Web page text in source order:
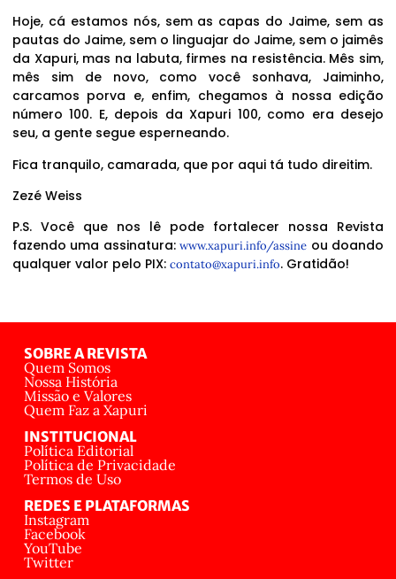
Hoje, cá estamos nós, sem as capas do Jaime, sem as
pautas do Jaime, sem o linguajar do Jaime, sem o jaimês
da Xapuri, mas na labuta, firmes na resistência. Mês sim,
mês sim de novo, como você sonhava, Jaiminho,
carcamos porva e, enfim, chegamos à nossa edição
número 100. E, depois da Xapuri 100, como era desejo
seu, a gente segue esperneando.
Fica tranquilo, camarada, que por aqui tá tudo direitim.
Zezé Weiss
P.S. Você que nos lê pode fortalecer nossa Revista
fazendo uma assinatura:www.xapuri.info/assine ou doando
qualquer valor pelo PIX: contato@xapuri.info. Gratidão!
SOBRE A REVISTA
Quem Somos
Nossa História
Missão e Valores
Quem Faz a Xapuri
INSTITUCIONAL
Política Editorial
Política de Privacidade
Termos de Uso
REDES E PLATAFORMAS
Instagram
Facebook
YouTube
Twitter